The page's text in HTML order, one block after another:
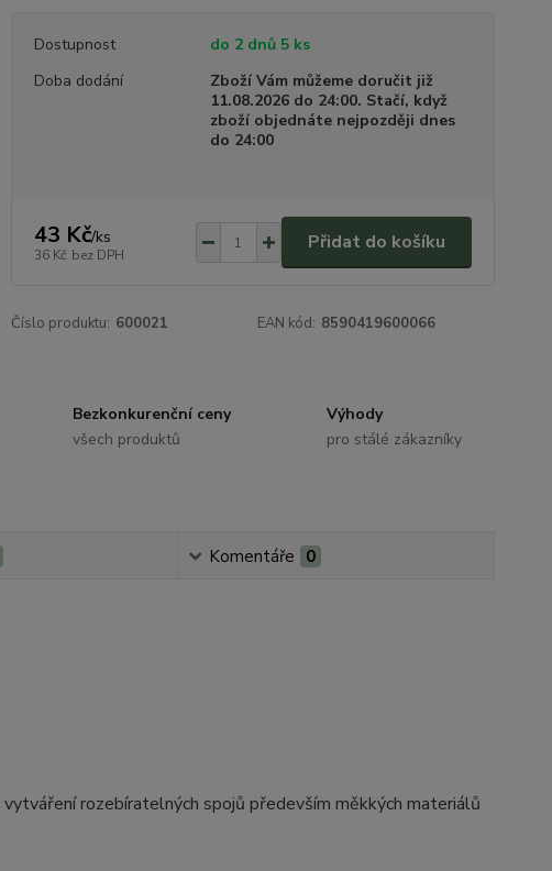
Dostupnost
do 2 dnů 5 ks
Doba dodání
Zboží Vám můžeme doručit již
11.08.2026 do 24:00. Stačí, když
zboží objednáte nejpozději dnes
do 24:00
43 Kč/ks
36 Kč bez DPH
Přidat do košíku
Číslo produktu: 600021 EAN kód: 8590419600066
Bezkonkurenční ceny
všech produktů
Výhody
pro stálé zákazníky
Komentáře 0
rozebíratelných spojů především měkkých materiálů